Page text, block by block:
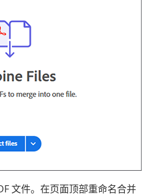
文件。在页面顶部重命名合并